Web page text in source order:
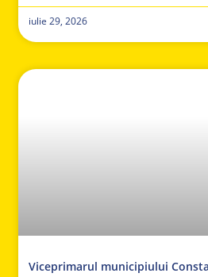
iulie 29, 2026
Viceprimarul municipiului